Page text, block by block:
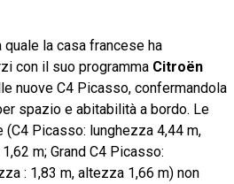
la casa francese ha
con il suo programma Citroën
nuove C4 Picasso, confermandola
spazio e abitabilità a bordo. Le
Picasso: lunghezza 4,44 m,
m; Grand C4 Picasso:
: 1,83 m, altezza 1,66 m) non